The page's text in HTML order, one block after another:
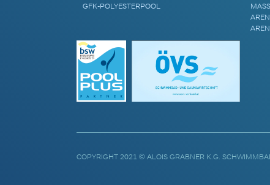
GFK-POLYESTERPOOL
COPYRIGHT 2021 © ALOIS GRABNER K.G.